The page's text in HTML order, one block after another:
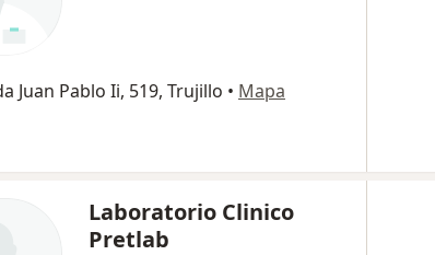
Juan Pablo Ii, 519, Trujillo • Mapa
Laboratorio Clinico
Pretlab